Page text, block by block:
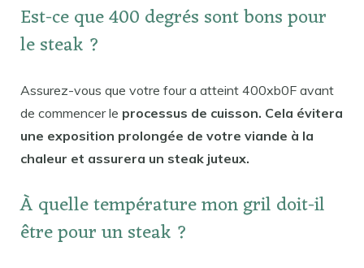
Est-ce que 400 degrés sont bons pour
le steak ?
Assurez-vous que votre four a atteint 400xb0F avant
de commencer le processus de cuisson. Cela évitera
une exposition prolongée de votre viande à la
chaleur et assurera un steak juteux.
À quelle température mon gril doit-il
être pour un steak ?